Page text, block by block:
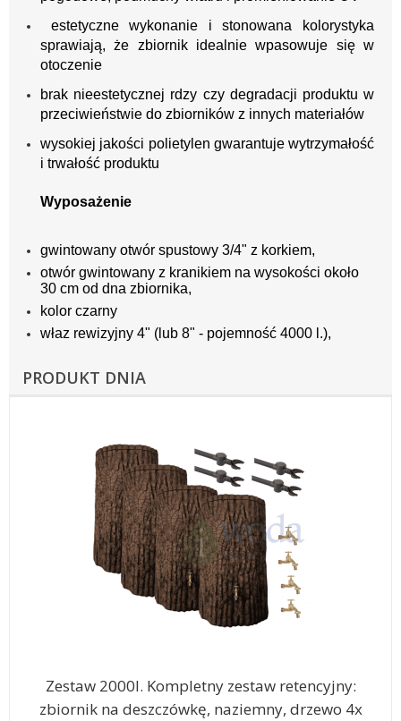
estetyczne wykonanie i stonowana kolorystyka
sprawiają, że zbiornik idealnie wpasowuje się w
otoczenie
brak nieestetycznej rdzy czy degradacji produktu w
przeciwieństwie do zbiorników z innych materiałów
wysokiej jakości polietylen gwarantuje wytrzymałość
i trwałość produktu
Wyposażenie
gwintowany otwór spustowy 3/4" z korkiem,
otwór gwintowany z kranikiem na wysokości około
30 cm od dna zbiornika,
kolor czarny
właz rewizyjny 4" (lub 8" - pojemność 4000 l.),
PRODUKT DNIA
Zestaw 2000l. Kompletny zestaw retencyjny:
zbiornik na deszczówkę, naziemny, drzewo 4x